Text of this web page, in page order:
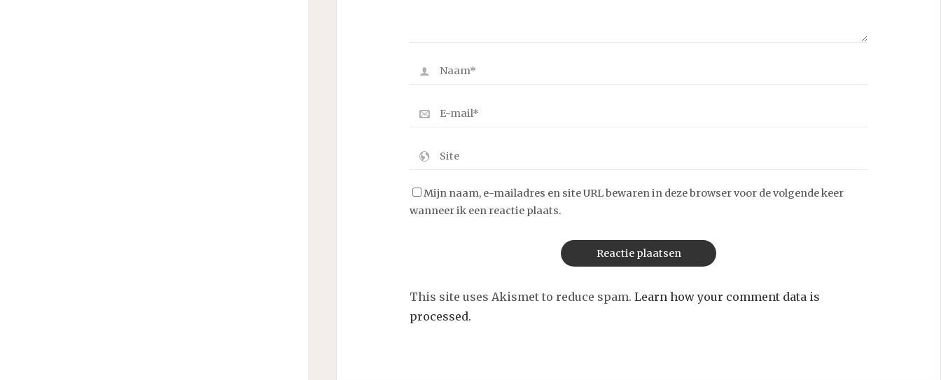
Mijn naam, e-mailadres en site URL bewaren in deze browser voor de volgende keer
wanneer ik een reactie plaats.
This site uses Akismet to reduce spam. Learn how your comment data is
processed.